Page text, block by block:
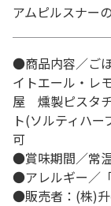
アムピルスナー
●商品内容／ご
イトエール・
屋 燻製ピスタ
ト(ソルティハ
可
●賞味期間／常
●アレルギー／
●販売者：(株)